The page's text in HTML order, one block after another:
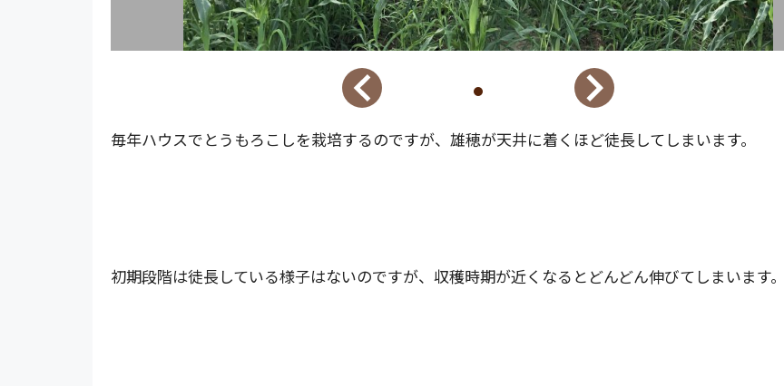
毎年ハウスでとうもろこしを栽培するのですが、雄穂が天井に着くほど徒長してしまいます。
初期段階は徒長している様子はないのですが、収穫時期が近くなるとどんどん伸びてしまいます。